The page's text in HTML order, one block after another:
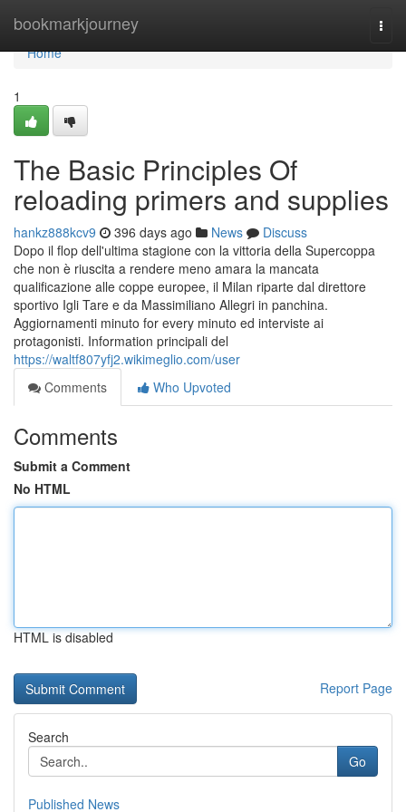
bookmarkjourney
Home
Home
1
The Basic Principles Of
reloading primers and supplies
hankz888kcv9 396 days ago News
Discuss
Dopo il flop dell'ultima stagione con la vittoria della Supercoppa
che non è riuscita a rendere meno amara la mancata
qualificazione alle coppe europee, il Milan riparte dal direttore
sportivo Igli Tare e da Massimiliano Allegri in panchina.
Aggiornamenti minuto for every minuto ed interviste ai
protagonisti. Information principali del
https://waltf807yfj2.wikimeglio.com/user
Comments
Who Upvoted
Comments
Submit a Comment
No HTML
HTML is disabled
Report Page
Search
Go
Published News